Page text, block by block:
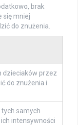
brak
się mniej
do znużenia.
dzieciaków przez
do znużenia i
samych
intensywności